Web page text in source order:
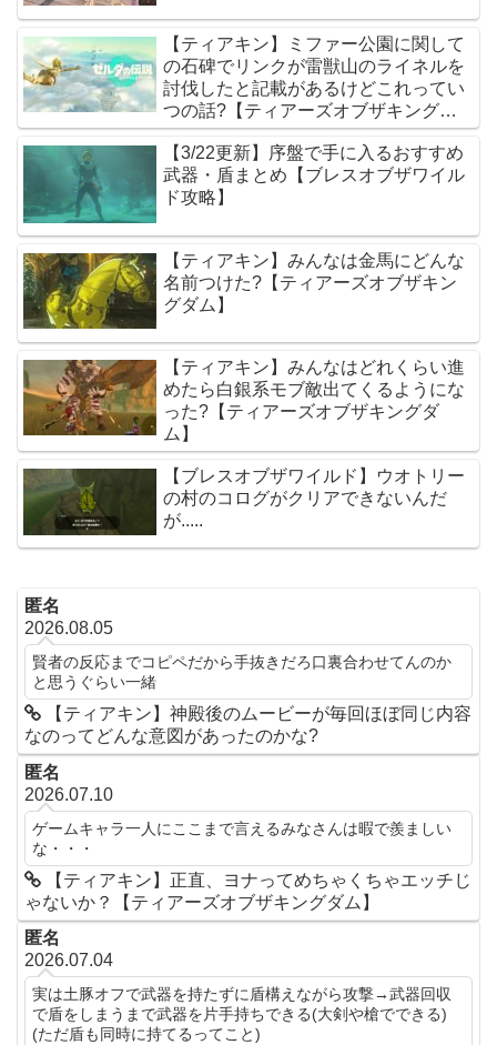
【ティアキン】ミファー公園に関して
の石碑でリンクが雷獣山のライネルを
討伐したと記載があるけどこれってい
つの話?【ティアーズオブザキングダ
ム】
【3/22更新】序盤で手に入るおすすめ
武器・盾まとめ【ブレスオブザワイル
ド攻略】
【ティアキン】みんなは金馬にどんな
名前つけた?【ティアーズオブザキン
グダム】
【ティアキン】みんなはどれくらい進
めたら白銀系モブ敵出てくるようにな
った?【ティアーズオブザキングダ
ム】
【ブレスオブザワイルド】ウオトリー
の村のコログがクリアできないんだ
が.....
匿名
2026.08.05
賢者の反応までコピペだから手抜きだろ口裏合わせてんのか
と思うぐらい一緒
【ティアキン】神殿後のムービーが毎回ほぼ同じ内容
なのってどんな意図があったのかな?
匿名
2026.07.10
ゲームキャラ一人にここまで言えるみなさんは暇で羨ましい
な・・・
【ティアキン】正直、ヨナってめちゃくちゃエッチじ
ゃないか？【ティアーズオブザキングダム】
匿名
2026.07.04
実は土豚オフで武器を持たずに盾構えながら攻撃→武器回収
で盾をしまうまで武器を片手持ちできる(大剣や槍でできる)
(ただ盾も同時に持てるってこと)